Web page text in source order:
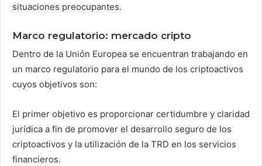
situaciones preocupantes.
Marco regulatorio: mercado cripto
Dentro de la Unión Europea se encuentran trabajando en
un marco regulatorio para el mundo de los criptoactivos
cuyos objetivos son:
El primer objetivo es proporcionar certidumbre y claridad
jurídica a fin de promover el desarrollo seguro de los
criptoactivos y la utilización de la TRD en los servicios
financieros.